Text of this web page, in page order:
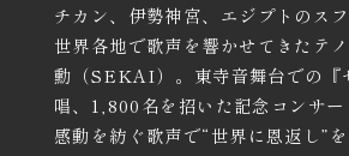
チカン、伊勢神宮、エジプトのス
世界各地で歌声を響かせてきたテ
勳（SEKAI）。東寺音舞台での『
唱、1,800名を招いた記念コンサー
感動を紡ぐ歌声で“世界に恩返し”